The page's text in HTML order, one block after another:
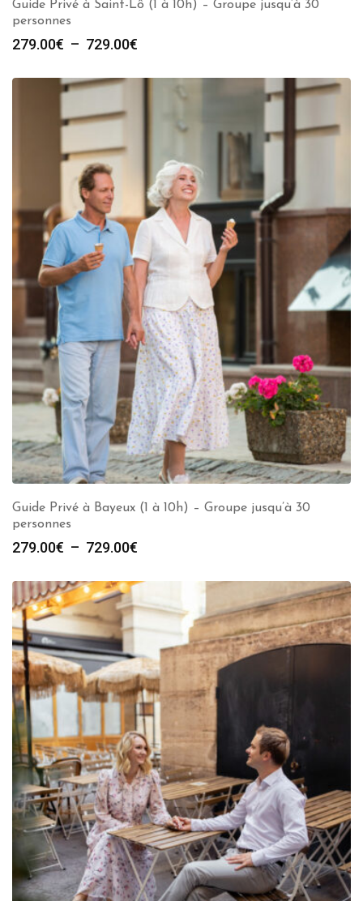
Guide Privé à Saint-Lô (1 à 10h) – Groupe jusqu’à 30
personnes
279.00€ – 729.00€
prix :
279.00€
729.00€
Guide Privé à Bayeux (1 à 10h) – Groupe jusqu’à 30
personnes
279.00€ – 729.00€
prix :
279.00€
729.00€